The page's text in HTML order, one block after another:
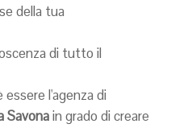
della tua
di tutto il
l'agenza di
Savonain grado di creare